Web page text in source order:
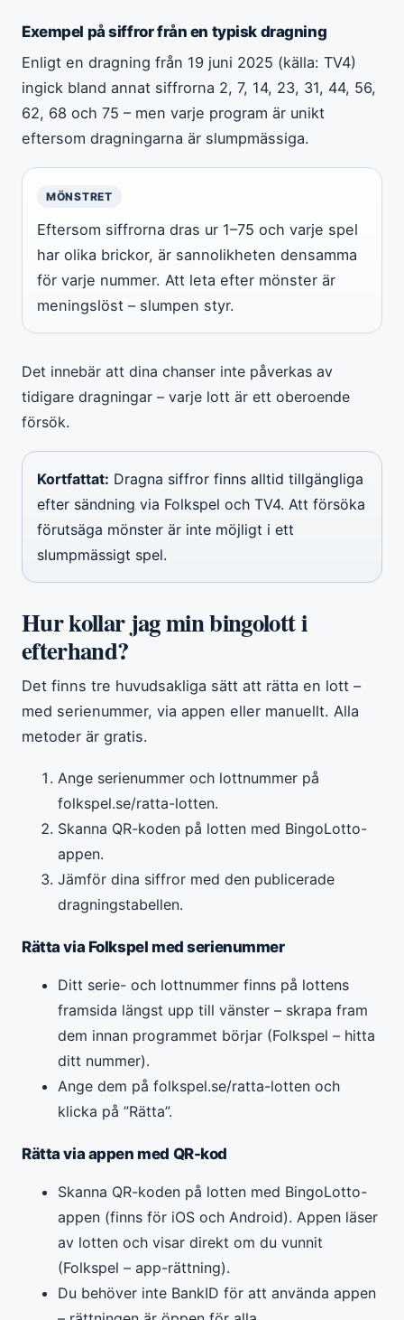
Exempel på siffror från en typisk dragning
Enligt en dragning från 19 juni 2025 (källa: TV4)
ingick bland annat siffrorna 2, 7, 14, 23, 31, 44, 56,
62, 68 och 75 – men varje program är unikt
eftersom dragningarna är slumpmässiga.
MÖNSTRET
Eftersom siffrorna dras ur 1–75 och varje spel
har olika brickor, är sannolikheten densamma
för varje nummer. Att leta efter mönster är
meningslöst – slumpen styr.
Det innebär att dina chanser inte påverkas av
tidigare dragningar – varje lott är ett oberoende
försök.
Kortfattat: Dragna siffror finns alltid tillgängliga
efter sändning via Folkspel och TV4. Att försöka
förutsäga mönster är inte möjligt i ett
slumpmässigt spel.
Hur kollar jag min bingolott i
efterhand?
Det finns tre huvudsakliga sätt att rätta en lott –
med serienummer, via appen eller manuellt. Alla
metoder är gratis.
Ange serienummer och lottnummer på
folkspel.se/ratta-lotten.
Skanna QR-koden på lotten med BingoLotto-
appen.
Jämför dina siffror med den publicerade
dragningstabellen.
Rätta via Folkspel med serienummer
Ditt serie- och lottnummer finns på lottens
framsida längst upp till vänster – skrapa fram
dem innan programmet börjar (Folkspel – hitta
ditt nummer).
Ange dem på folkspel.se/ratta-lotten och
klicka på ”Rätta”.
Rätta via appen med QR-kod
Skanna QR-koden på lotten med BingoLotto-
appen (finns för iOS och Android). Appen läser
av lotten och visar direkt om du vunnit
(Folkspel – app-rättning).
Du behöver inte BankID för att använda appen